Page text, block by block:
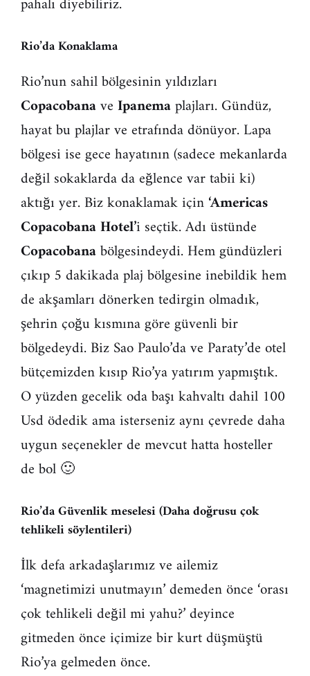
Rio’da Konaklama
Rio’nun sahil bölgesinin yıldızları
CopacobanaveIpanemaplajları. Gündüz,
hayat bu plajlar ve etrafında dönüyor. Lapa
bölgesi ise gece hayatının (sadece mekanlarda
değil sokaklarda da eğlence var tabii ki)
aktığı yer. Biz konaklamak için‘Americas
Copacobana Hotel’i seçtik. Adı üstünde
Copacobanabölgesindeydi. Hem gündüzleri
çıkıp 5 dakikada plaj bölgesine inebildik hem
de akşamları dönerken tedirgin olmadık,
şehrin çoğu kısmına göre güvenli bir
bölgedeydi. Biz Sao Paulo’da ve Paraty’de otel
bütçemizden kısıp Rio’ya yatırım yapmıştık.
O yüzden gecelik oda başı kahvaltı dahil 100
Usd ödedik ama isterseniz aynı çevrede daha
uygun seçenekler de mevcut hatta hosteller
de bol 🙂
Rio’da Güvenlik meselesi (Daha doğrusu çok
tehlikeli söylentileri)
İlk defa arkadaşlarımız ve ailemiz
‘magnetimizi unutmayın’ demeden önce ‘orası
çok tehlikeli değil mi yahu?’ deyince
gitmeden önce içimize bir kurt düşmüştü
Rio’ya gelmeden önce.